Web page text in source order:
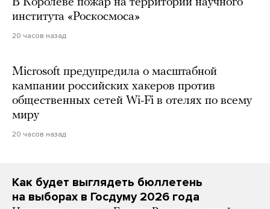
института «Роскосмоса»
20 часов назад
Microsoft предупредила о масштабной
кампании российских хакеров против
общественных сетей Wi-Fi в отелях по всему
миру
20 часов назад
Как будет выглядеть бюллетень
на выборах в Госдуму 2026 года